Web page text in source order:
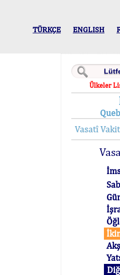
TÜRKÇE ENGLISH
Ülkeler
Vasatî